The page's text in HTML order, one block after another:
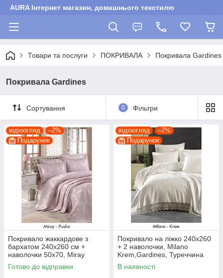
AURA Інтернет магазин, домашнього текстилю
Товари та послуги ПОКРИВАЛА Покривала Gardines
Покривала Gardines
Сортування 0 Фільтри
відіоогляд
–2%
Подарунок
Покривало жаккардове з
бархатом 240х260 см +
наволочки 50х70, Miray
pudra, Gardines, Туреччина
Готово до відправки
відіоогляд
–2%
Подарунок
Покривало на ліжко 240х260
+ 2 наволочки, Milano
Krem,Gardines, Туреччина
В наявності